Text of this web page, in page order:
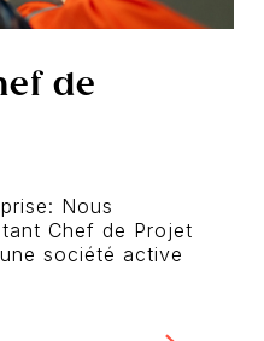
de
Nous
Chef de Projet
société active